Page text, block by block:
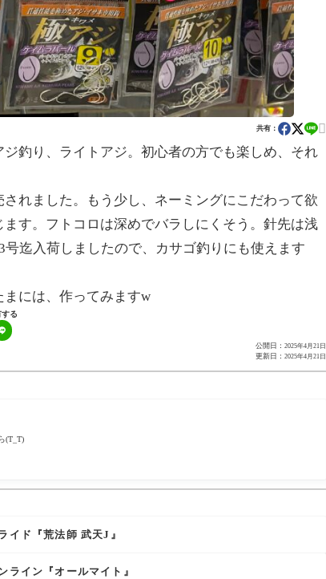
共有：

釣り、ライトアジ。初心者の方でも楽しめ、それ
れました。もう少し、ネーミングにこだわって欲
す。フトコロは深めでバラしにくそう。針先は浅
迄入荷しましたので、カサゴ釣りにも使えます
には、作ってみますw
る
公開日： 2025年4月21日
更新日： 2025年4月21日
(T_T)
イド『荒法師 武天J』
ライン『オールマイト』